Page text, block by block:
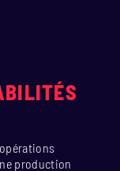
production